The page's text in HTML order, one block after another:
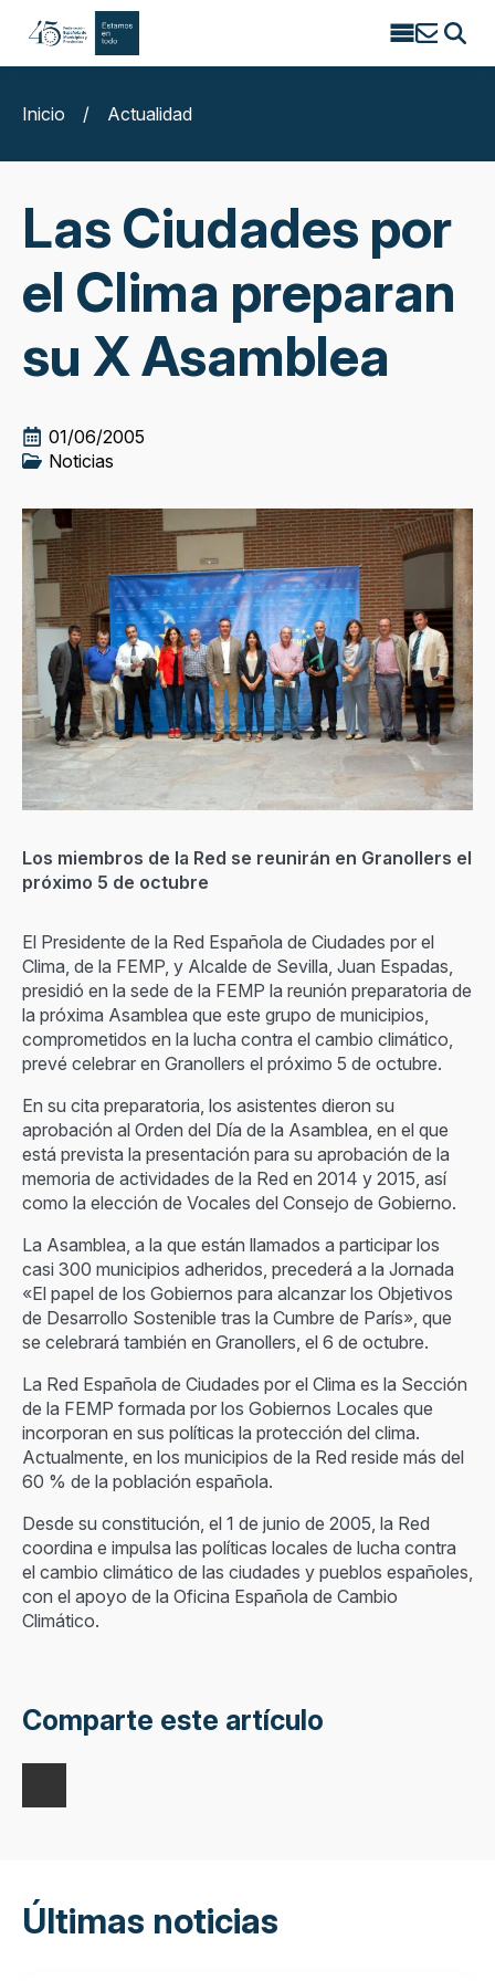
Search
Inicio
/ Actualidad
Las Ciudades por
el Clima preparan
su X Asamblea
01/06/2005
Noticias
Los miembros de la Red se reunirán en Granollers el
próximo 5 de octubre
El Presidente de la Red Española de Ciudades por el
Clima, de la FEMP, y Alcalde de Sevilla, Juan Espadas,
presidió en la sede de la FEMP la reunión preparatoria de
la próxima Asamblea que este grupo de municipios,
comprometidos en la lucha contra el cambio climático,
prevé celebrar en Granollers el próximo 5 de octubre.
En su cita preparatoria, los asistentes dieron su
aprobación al Orden del Día de la Asamblea, en el que
está prevista la presentación para su aprobación de la
memoria de actividades de la Red en 2014 y 2015, así
como la elección de Vocales del Consejo de Gobierno.
La Asamblea, a la que están llamados a participar los
casi 300 municipios adheridos, precederá a la Jornada
«El papel de los Gobiernos para alcanzar los Objetivos
de Desarrollo Sostenible tras la Cumbre de París», que
se celebrará también en Granollers, el 6 de octubre.
La Red Española de Ciudades por el Clima es la Sección
de la FEMP formada por los Gobiernos Locales que
incorporan en sus políticas la protección del clima.
Actualmente, en los municipios de la Red reside más del
60 % de la población española.
Desde su constitución, el 1 de junio de 2005, la Red
coordina e impulsa las políticas locales de lucha contra
el cambio climático de las ciudades y pueblos españoles,
con el apoyo de la Oficina Española de Cambio
Climático.
Comparte este artículo
Últimas noticias